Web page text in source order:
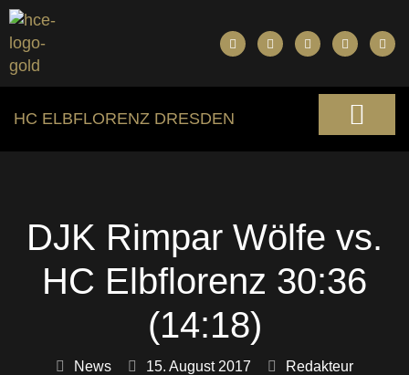
HC ELBFLORENZ DRESDEN
DJK Rimpar Wölfe vs.
HC Elbflorenz 30:36
(14:18)
News 15. August 2017 Redakteur